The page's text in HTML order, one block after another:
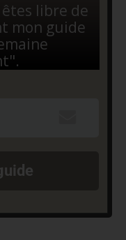
libre de
mon guide